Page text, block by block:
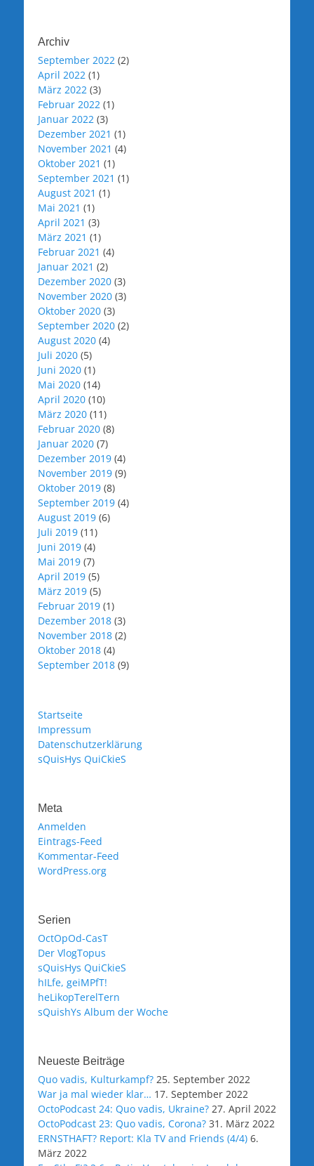
Archiv
September 2022 (2)
April 2022 (1)
März 2022 (3)
Februar 2022 (1)
Januar 2022 (3)
Dezember 2021 (1)
November 2021 (4)
Oktober 2021 (1)
September 2021 (1)
August 2021 (1)
Mai 2021 (1)
April 2021 (3)
März 2021 (1)
Februar 2021 (4)
Januar 2021 (2)
Dezember 2020 (3)
November 2020 (3)
Oktober 2020 (3)
September 2020 (2)
August 2020 (4)
Juli 2020 (5)
Juni 2020 (1)
Mai 2020 (14)
April 2020 (10)
März 2020 (11)
Februar 2020 (8)
Januar 2020 (7)
Dezember 2019 (4)
November 2019 (9)
Oktober 2019 (8)
September 2019 (4)
August 2019 (6)
Juli 2019 (11)
Juni 2019 (4)
Mai 2019 (7)
April 2019 (5)
März 2019 (5)
Februar 2019 (1)
Dezember 2018 (3)
November 2018 (2)
Oktober 2018 (4)
September 2018 (9)
Startseite
Impressum
Datenschutzerklärung
sQuisHys QuiCkieS
Meta
Anmelden
Eintrags-Feed
Kommentar-Feed
WordPress.org
Serien
OctOpOd-CasT
Der VlogTopus
sQuisHys QuiCkieS
hILfe, geiMPfT!
heLikopTerelTern
sQuishYs Album der Woche
Neueste Beiträge
Quo vadis, Kulturkampf? 25. September 2022
War ja mal wieder klar… 17. September 2022
OctoPodcast 24: Quo vadis, Ukraine? 27. April 2022
OctoPodcast 23: Quo vadis, Corona? 31. März 2022
ERNSTHAFT? Report: Kla TV and Friends (4/4) 6.
März 2022